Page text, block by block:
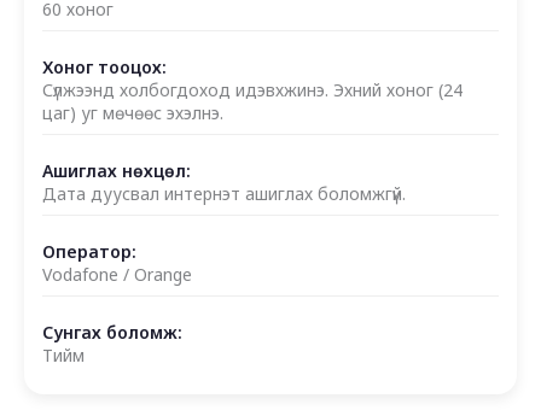
60 хоног
Хоног тооцох:
Сүлжээнд холбогдоход идэвхжинэ. Эхний хоног (24
цаг) уг мөчөөс эхэлнэ.
Ашиглах нөхцөл:
Дата дуусвал интернэт ашиглах боломжгүй.
Оператор:
Vodafone / Orange
Сунгах боломж:
Тийм